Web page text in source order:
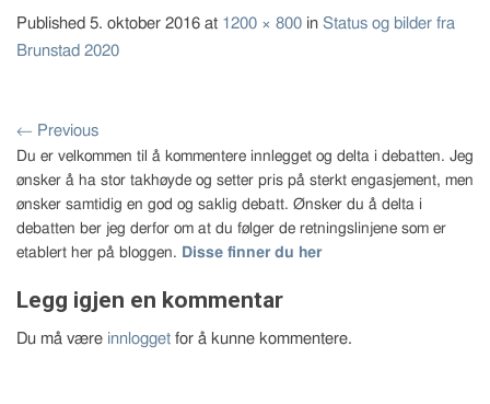
Published 5. oktober 2016 at 1200 × 800 in Status og bilder fra
Brunstad 2020
← Previous
Du er velkommen til å kommentere innlegget og delta i debatten. Jeg
ønsker å ha stor takhøyde og setter pris på sterkt engasjement, men
ønsker samtidig en god og saklig debatt. Ønsker du å delta i
debatten ber jeg derfor om at du følger de retningslinjene som er
etablert her på bloggen. Disse finner du her
Legg igjen en kommentar
Du må være innlogget for å kunne kommentere.